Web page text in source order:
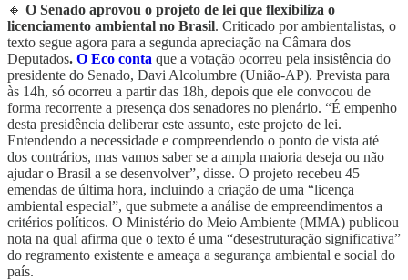
🔸 O Senado aprovou o projeto de lei que flexibiliza o
licenciamento ambiental no Brasil. Criticado por ambientalistas, o
texto segue agora para a segunda apreciação na Câmara dos
Deputados. O Eco conta que a votação ocorreu pela insistência do
presidente do Senado, Davi Alcolumbre (União-AP). Prevista para
às 14h, só ocorreu a partir das 18h, depois que ele convocou de
forma recorrente a presença dos senadores no plenário. “É empenho
desta presidência deliberar este assunto, este projeto de lei.
Entendendo a necessidade e compreendendo o ponto de vista até
dos contrários, mas vamos saber se a ampla maioria deseja ou não
ajudar o Brasil a se desenvolver”, disse. O projeto recebeu 45
emendas de última hora, incluindo a criação de uma “licença
ambiental especial”, que submete a análise de empreendimentos a
critérios políticos. O Ministério do Meio Ambiente (MMA) publicou
nota na qual afirma que o texto é uma “desestruturação significativa”
do regramento existente e ameaça a segurança ambiental e social do
país.